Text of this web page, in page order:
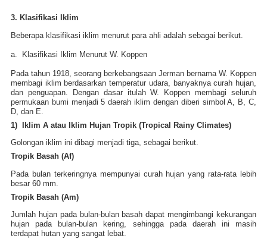
3. Klasifikasi Iklim
Beberapa klasifikasi iklim menurut para ahli adalah sebagai berikut.
a. Klasifikasi Iklim Menurut W. Koppen
Pada tahun 1918, seorang berkebangsaan Jerman bernama W. Koppen
membagi iklim berdasarkan temperatur udara, banyaknya curah hujan,
dan penguapan. Dengan dasar itulah W. Koppen membagi seluruh
permukaan bumi menjadi 5 daerah iklim dengan diberi simbol A, B, C,
D, dan E.
1) Iklim A atau Iklim Hujan Tropik (Tropical Rainy Climates)
Golongan iklim ini dibagi menjadi tiga, sebagai berikut.
Tropik Basah (Af)
Pada bulan terkeringnya mempunyai curah hujan yang rata-rata lebih
besar 60 mm.
Tropik Basah (Am)
Jumlah hujan pada bulan-bulan basah dapat mengimbangi kekurangan
hujan pada bulan-bulan kering, sehingga pada daerah ini masih
terdapat hutan yang sangat lebat.